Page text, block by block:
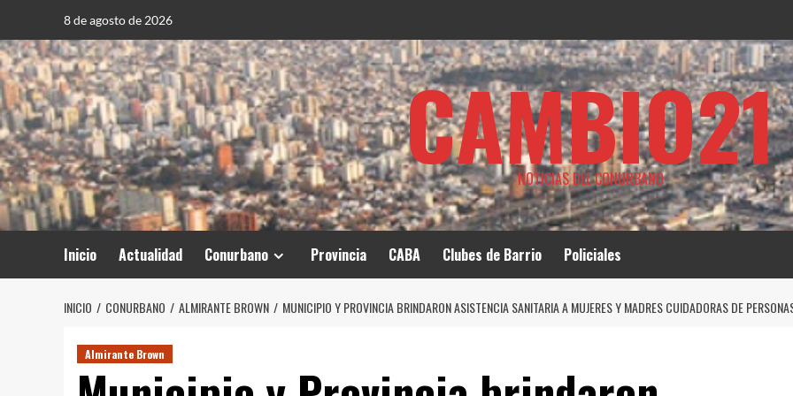
contenido
8 de agosto de 2026
CAMBIO21
NOTICIAS DEL CONURBANO
Inicio Actualidad Conurbano Provincia CABA Clubes de Barrio Policiales
INICIO CONURBANO ALMIRANTE BROWN MUNICIPIO Y PROVINCIA BRINDARON ASISTENCIA SANITARIA A MUJERES Y MADRES CUIDADORAS DE
Almirante Brown